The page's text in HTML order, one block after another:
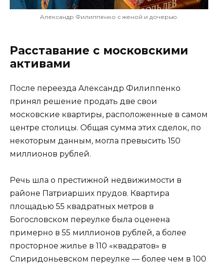
Александр Филиппенко с женой и дочерью.
Расставание с московскими
активами
После переезда Александр Филиппенко
принял решение продать две свои
московские квартиры, расположенные в самом
центре столицы. Общая сумма этих сделок, по
некоторым данным, могла превысить 150
миллионов рублей.
Речь шла о престижной недвижимости в
районе Патриарших прудов. Квартира
площадью 55 квадратных метров в
Богословском переулке была оценена
примерно в 55 миллионов рублей, а более
просторное жилье в 110 «квадратов» в
Спиридоньевском переулке — более чем в 100